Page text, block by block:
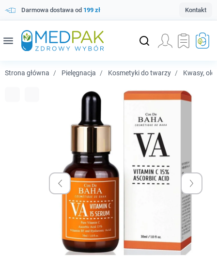
Darmowa dostawa od 199 zł Kontakt
menu
Strona główna Pielęgnacja Kosmetyki do twarzy Kwasy,